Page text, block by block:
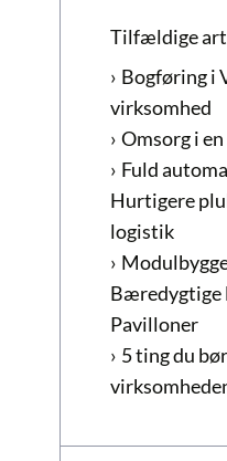
Tilfældige
Bogføring i
virksomhed
Omsorg i
Fuld
Hurtigere
logistik
Bæredygtige
Pavilloner
5 ting du